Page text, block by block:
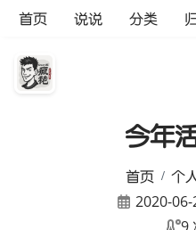
首页 说说 分类
今年
首页 个
2020-